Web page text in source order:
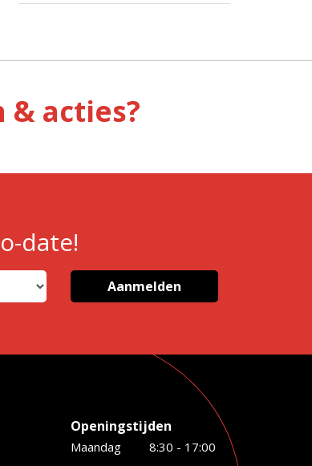
acties?
date!
Openingstijden
Maandag
8:30 - 17:00